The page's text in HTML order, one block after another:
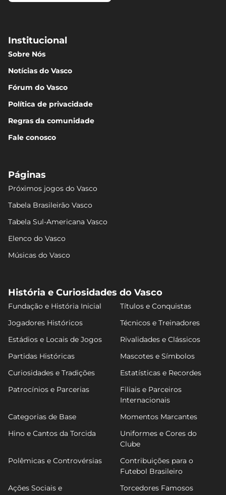
Institucional
Sobre Nós
Notícias do Vasco
Fórum do Vasco
Política de privacidade
Regras da comunidade
Fale conosco
Páginas
Próximos jogos do Vasco
Tabela Brasileirão Vasco
Tabela Sul-Americana Vasco
Elenco do Vasco
Músicas do Vasco
História e Curiosidades do Vasco
Fundação e História Inicial
Títulos e Conquistas
Jogadores Históricos
Técnicos e Treinadores
Estádios e Locais de Jogos
Rivalidades e Clássicos
Partidas Históricas
Mascotes e Símbolos
Curiosidades e Tradições
Estatísticas e Recordes
Patrocínios e Parcerias
Filiais e Parceiros
Internacionais
Categorias de Base
Momentos Marcantes
Hino e Cantos da Torcida
Uniformes e Cores do
Clube
Polêmicas e Controvérsias
Contribuições para o
Futebol Brasileiro
Ações Sociais e
Torcedores Famosos